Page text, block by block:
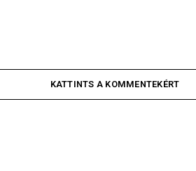
KATTINTS A KOMMENTEKÉRT